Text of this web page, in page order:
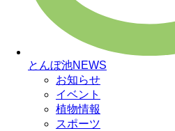
とんぼ池NEWS
お知らせ
イベント
植物情報
スポーツ